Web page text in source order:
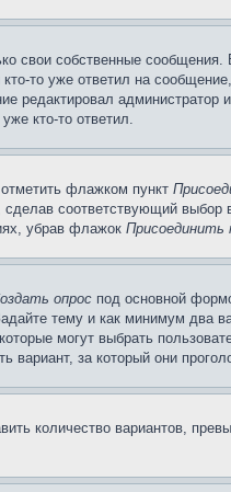
свои собственные
то уже ответил на
редактировал
кто-то ответил.
флажком пункт
соответствующий выбор
убрав флажок Присоединить
опрос под основной
тему и как минимум два
могут выбрать
вариант, за который они
количество вариантов,